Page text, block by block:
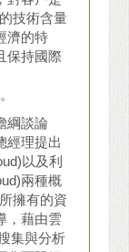
技術含量
濟的特
保持國際
綱談論
經理提出
以及利
兩種概
擁有的資
，藉由雲
集與分析